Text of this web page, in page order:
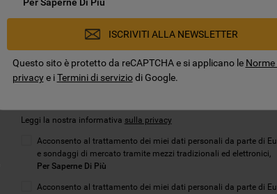
Leggi la nostra informativa sulla privacy
Acconsento al trattamento dei miei dati personali da parte di
e sondaggi di mercato tramite mezzi tradizionali ed elettronici,
Per Saperne Di Più
Acconsento al trattamento dei miei dati personali da parte di
ISCRIVITI ALLA NEWSLETTER
Questo sito è protetto da reCAPTCHA e si applicano le Norme
privacye iTermini di serviziodi Google.